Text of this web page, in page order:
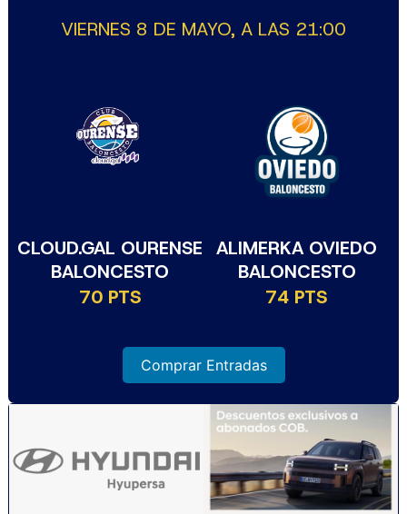
VIERNES 8 DE MAYO, A LAS 21:00
CLOUD.GAL OURENSE
BALONCESTO
70 PTS
ALIMERKA OVIEDO
BALONCESTO
74 PTS
Comprar Entradas